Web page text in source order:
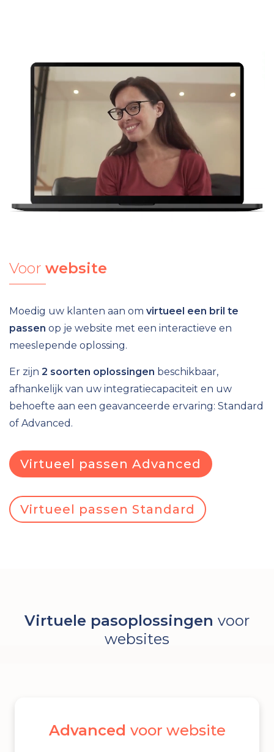
Voor website
Moedig uw klanten aan om virtueel een bril te
passen op je website met een interactieve en
meeslepende oplossing.
Er zijn 2 soorten oplossingen beschikbaar,
afhankelijk van uw integratiecapaciteit en uw
behoefte aan een geavanceerde ervaring: Standard
of Advanced.
Virtueel passen Advanced
Virtueel passen Standard
Virtuele pasoplossingen voor
websites
Advanced voor website